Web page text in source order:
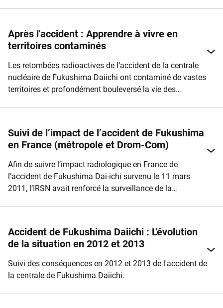
Après l'accident : Apprendre à vivre en
territoires contaminés
Les retombées radioactives ​de l’accident de la centrale
nucléaire de Fukushima Daiichi ont contaminé de vastes
territoires et profondément bouleversé la vie des
Suivi de l’impact de l’accident de Fukushima
en France (métropole et Drom-Com)
​​Afin de suivre l’impact radiologique en France de
l’accident de Fukushima Dai-ichi survenu le 11 mars
2011, l’IRSN avait renforcé la surveillance de la
Accident de Fukushima Daiichi : L'évolution
de la situation en 2012 et 2013
Suivi des conséquences en 2012 et 2013 de l'accident de
la centrale de Fukushima Daiichi.